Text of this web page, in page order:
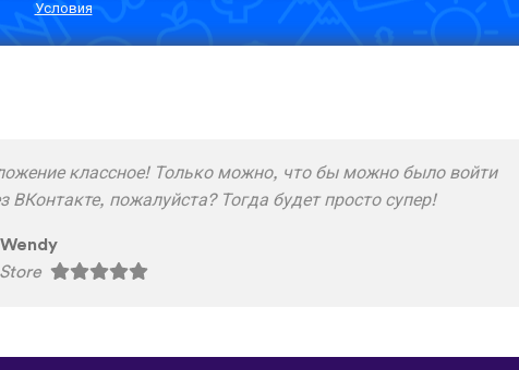
Условия
и прохожу уроки на ура!!! и запоминаю их хорошо ! Пока все
нет жалоб :) спасибо разработчикам
Имомов